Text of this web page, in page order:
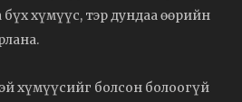
хүмүүс, тэр дундаа өөрийн
хүмүүсийг болсон болоогүй